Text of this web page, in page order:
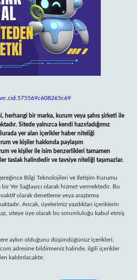
herhangi bir marka, kurum veya şahıs şirketi ile
Sitede yalnızca kendi hazırladığımız
yer alan içerikler haber niteliği
ve kişiler hakkında paylaşım
ve kişiler ile isim benzerlikleri tamamen
taslak halindedir ve tavsiye niteliği taşımazlar.
Bilgi Teknolojileri ve İletişim Kurumu
Yer Sağlayıcı olarak hizmet vermektedir. Bu
olarak denetleme veya araştırma
Ancak, üyelerimiz yazdıkları içeriklerin
siteye üye olarak bu sorumluluğu kabul etmiş
aykırı olduğunu düşündüğünüz içerikleri,
adresine bildirmeniz halinde, ilgili içerikler
kaldırılacaktır.